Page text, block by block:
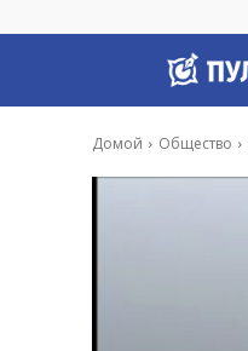
Домой Общество